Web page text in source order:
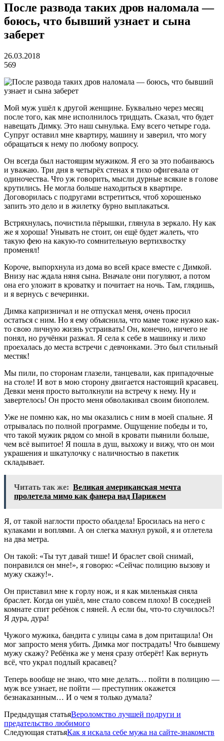
После развода таких дров наломала —
боюсь, что бывший узнает и сына
заберет
26.03.2018
569
Мой муж ушёл к другой женщине. Буквально через месяц
после того, как мне исполнилось тридцать. Сказал, что будет
навещать Димку. Это наш сынулька. Ему всего четыре года.
Супруг оставил мне квартиру, машину и заверил, что могу
обращаться к нему по любому вопросу.
Он всегда был настоящим мужиком. Я его за это побаиваюсь
и уважаю. Три дня в четырёх стенах я тихо офигевала от
одиночества. Что уж говорить, мысли дурные всякие в голове
крутились. Не могла больше находиться в квартире.
Договорилась с подругами встретиться, чтоб хорошенько
запить это дело и в жилетку бурно выплакаться.
Встряхнулась, почистила пёрышки, глянула в зеркало. Ну как
же я хороша! Унывать не стоит, он ещё будет жалеть, что
такую фею на какую-то сомнительную вертихвостку
променял!
Короче, выпорхнула из дома во всей красе вместе с Димкой.
Внизу нас ждала няня сына. Вначале они погуляют, а потом
она его уложит в кроватку и почитает на ночь. Там, глядишь,
и я вернусь с вечеринки.
Димка капризничал и не отпускал меня, очень просил
остаться с ним. Но я ему объяснила, что маме тоже нужно как-
то свою личную жизнь устраивать! Он, конечно, ничего не
понял, но ручёнки разжал. Я села к себе в машинку и лихо
проехалась до места встречи с девчонками. Это был стильный
местяк!
Мы пили, по сторонам глазели, танцевали, как припадочные
на столе! И вот в мою сторону двигается настоящий красавец.
Девки меня просто вытолкнули на встречу к нему. Ну и
завертелось! Он просто меня обволакивал своим биополем.
Уже не помню как, но мы оказались с ним в моей спальне. Я
отрывалась по полной программе. Ощущение победы и то,
что такой мужик рядом со мной в кровати пьянили больше,
чем всё выпитое! Я пошла в душ, выхожу и вижу, что он мои
украшения и шкатулочку с наличностью в пакетик
складывает.
Читать так же: Великая американская мечта
пролетела мимо как фанера над Парижем
Я, от такой наглости просто обалдела! Бросилась на него с
кулаками и воплями. А он слегка махнул рукой, я и отлетела
на два метра.
Он такой: «Ты тут давай тише! И браслет свой снимай,
понравился он мне!», я говорю: «Сейчас полицию вызову и
мужу скажу!».
Он приставил мне к горлу нож, и я как миленькая сняла
браслет. Когда он ушёл, мне стало совсем плохо! В соседней
комнате спит ребёнок с няней. А если бы, что-то случилось?!
Я дура, дура!
Чужого мужика, бандита с улицы сама в дом притащила! Он
мог запросто меня убить. Димка мог пострадать! Что бывшему
мужу скажу? Ребёнка же у меня сразу отберёт! Как вернуть
всё, что украл подлый красавец?
Теперь вообще не знаю, что мне делать… пойти в полицию —
муж все узнает, не пойти — преступник окажется
безнаказанным… И о чем я только думала?
Предыдущая статьяВероломство лучшей подруги и
предательство любимого
Следующая статьяКак я искала себе мужа на сайте-знакомств